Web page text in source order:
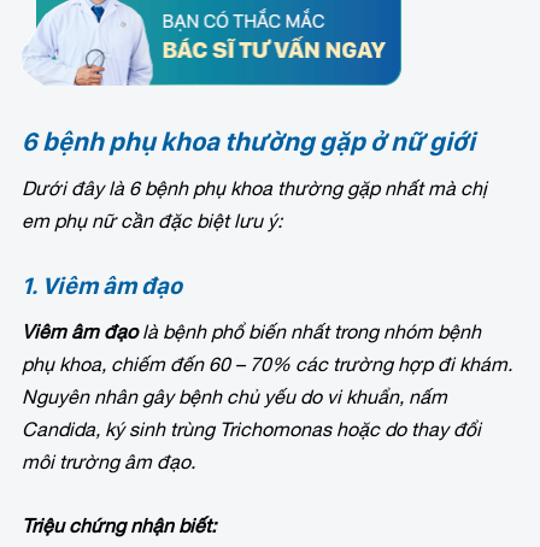
6 bệnh phụ khoa thường gặp ở nữ giới
Dưới đây là 6 bệnh phụ khoa thường gặp nhất mà chị
em phụ nữ cần đặc biệt lưu ý:
1. Viêm âm đạo
Viêm âm đạolà bệnh phổ biến nhất trong nhóm bệnh
phụ khoa, chiếm đến 60 – 70% các trường hợp đi khám.
Nguyên nhân gây bệnh chủ yếu do vi khuẩn, nấm
Candida, ký sinh trùng Trichomonas hoặc do thay đổi
môi trường âm đạo.
Triệu chứng nhận biết: